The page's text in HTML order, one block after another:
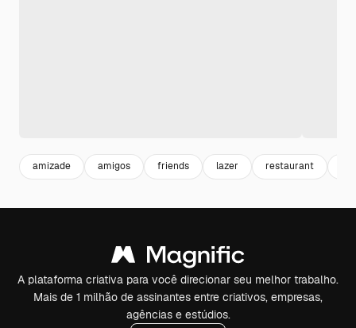
amizade amigos friends lazer restaurant
A plataforma criativa para você direcionar seu melhor trabalho.
Mais de 1 milhão de assinantes entre criativos, empresas,
agências e estúdios.